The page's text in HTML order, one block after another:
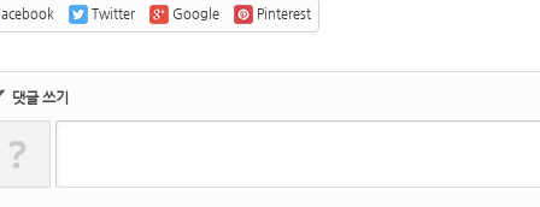
Twitter Google Pinterest
댓글 쓰기
?